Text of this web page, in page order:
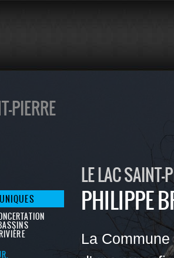
PIERRE
LE LAC SAINT-
PHILIPPE
La